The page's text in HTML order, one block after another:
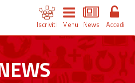
Iscriviti Menu News Accedi